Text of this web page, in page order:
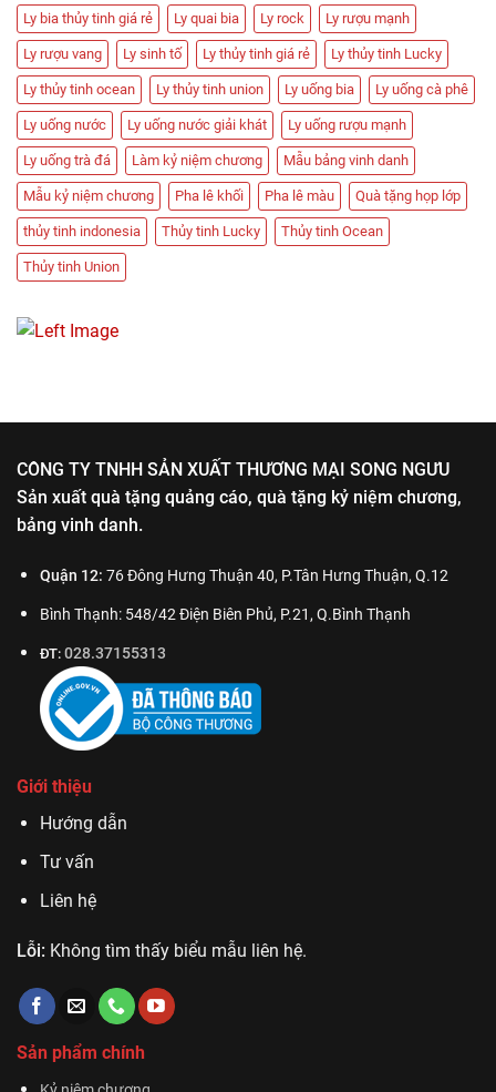
Ly bia thủy tinh giá rẻ Ly quai bia Ly rock Ly rượu mạnh
Ly rượu vang Ly sinh tố Ly thủy tinh giá rẻ Ly thủy tinh Lucky
Ly thủy tinh ocean Ly thủy tinh union Ly uống bia Ly uống cà phê
Ly uống nước Ly uống nước giải khát Ly uống rượu mạnh
Ly uống trà đá Làm kỷ niệm chương Mẫu bảng vinh danh
Mẫu kỷ niệm chương Pha lê khối Pha lê màu Quà tặng họp lớp
thủy tinh indonesia Thủy tinh Lucky Thủy tinh Ocean
Thủy tinh Union
CÔNG TY TNHH SẢN XUẤT THƯƠNG MẠI SONG NGƯU
Sản xuất quà tặng quảng cáo, quà tặng kỷ niệm chương,
bảng vinh danh.
Quận 12: 76 Đông Hưng Thuận 40, P.Tân Hưng Thuận, Q.12
Bình Thạnh: 548/42 Điện Biên Phủ, P.21, Q.Bình Thạnh
ĐT: 028.37155313
Giới thiệu
Hướng dẫn
Tư vấn
Liên hệ
Lỗi: Không tìm thấy biểu mẫu liên hệ.
Sản phẩm chính